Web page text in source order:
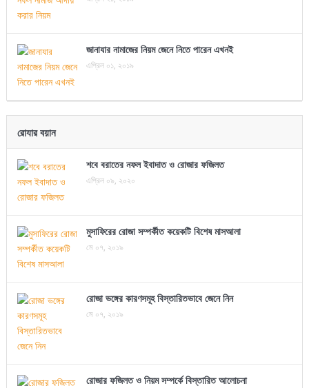
জানাযার নামাজের নিয়ম জেনে নিতে পারেন এখনই
এপ্রিল ০১, ২০১৯
রোযার বয়ান
শবে বরাতের নফল ইবাদাত ও রোজার ফজিলত
এপ্রিল ০৯, ২০২০
মুসাফিরের রোজা সম্পর্কীত কয়েকটি বিশেষ মাসআলা
মে ০৭, ২০১৯
রোজা ভঙ্গের কারণসমূহ বিস্তারিতভাবে জেনে নিন
মে ০৭, ২০১৯
রোজার ফজিলত ও নিয়ম সম্পর্কে বিস্তারিত আলোচনা